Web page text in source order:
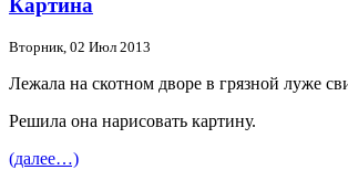
Картина
Вторник, 02 Июл 2013
Лежала на скотном дворе в грязной луже
Решила она нарисовать картину.
(далее…)